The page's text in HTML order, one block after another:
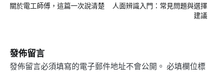
章
覽
關於電工師傅，這篇一次說清楚
人面辨識入門：常見問題與選擇
建議
發佈留言
發佈留言必須填寫的電子郵件地址不會公開。 必填欄位標